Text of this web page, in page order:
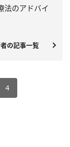
法のアドバイ
者の記事一覧
4